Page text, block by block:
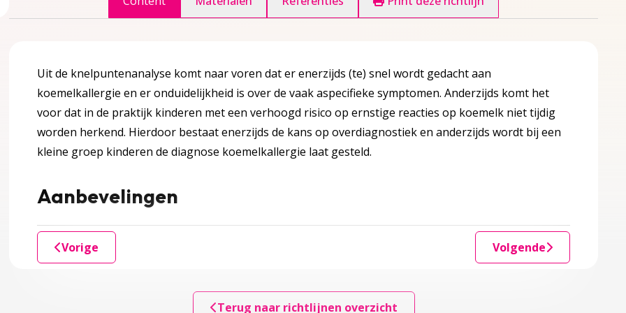
over 1 Inleiding
over 2 Definitie en achtergrondinformatie
over 2 Definitie en achtergrondinformatie
Uit de knelpuntenanalyse komt naar voren dat er enerzijds (te) snel wordt gedacht aan
koemelkallergie en er onduidelijkheid is over de vaak aspecifieke symptomen. Anderzijds komt het
voor dat in de praktijk kinderen met een verhoogd risico op ernstige reacties op koemelk niet tijdig
worden herkend. Hierdoor bestaat enerzijds de kans op overdiagnostiek en anderzijds wordt bij een
kleine groep kinderen de diagnose koemelkallergie laat gesteld.
Aanbevelingen
Vorige Volgende
Terug naar richtlijnen overzicht